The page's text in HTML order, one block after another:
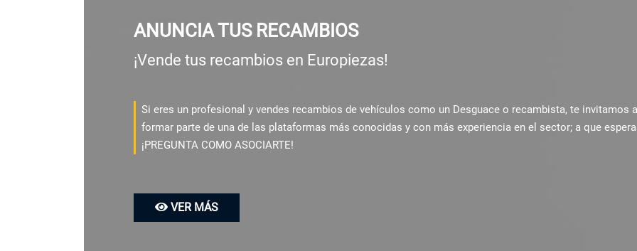
ANUNCIA TUS RECAMBIOS
¡Vende tus recambios en Europiezas!
Si eres un profesional y vendes recambios de vehículos como un Desguace o recambista, te invitamos a
formar parte de una de las plataformas más conocidas y con más experiencia en el sector; a que
¡PREGUNTA COMO ASOCIARTE!
VER MÁS